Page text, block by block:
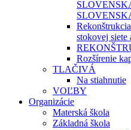
stokovej siete
Rozšírenie
TLAČIVÁ
Na stiahnutie
VOĽBY
Organizácie
Materská škola
Základná škola